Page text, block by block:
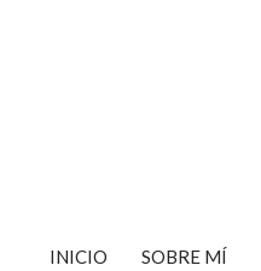
INICIO SOBRE MÍ